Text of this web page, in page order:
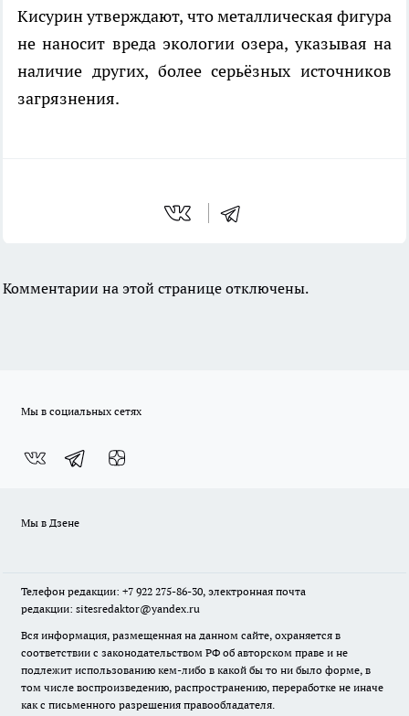
Кисурин утверждают, что металлическая фигура
не наносит вреда экологии озера, указывая на
наличие других, более серьёзных источников
загрязнения.
Комментарии на этой странице отключены.
Мы в социальных сетях
Мы в Дзене
Телефон редакции: +7 922 275-86-30, электронная почта
редакции: sitesredaktor@yandex.ru
Вся информация, размещенная на данном сайте, охраняется в
соответствии с законодательством РФ об авторском праве и не
подлежит использованию кем-либо в какой бы то ни было форме, в
том числе воспроизведению, распространению, переработке не иначе
как с письменного разрешения правообладателя.